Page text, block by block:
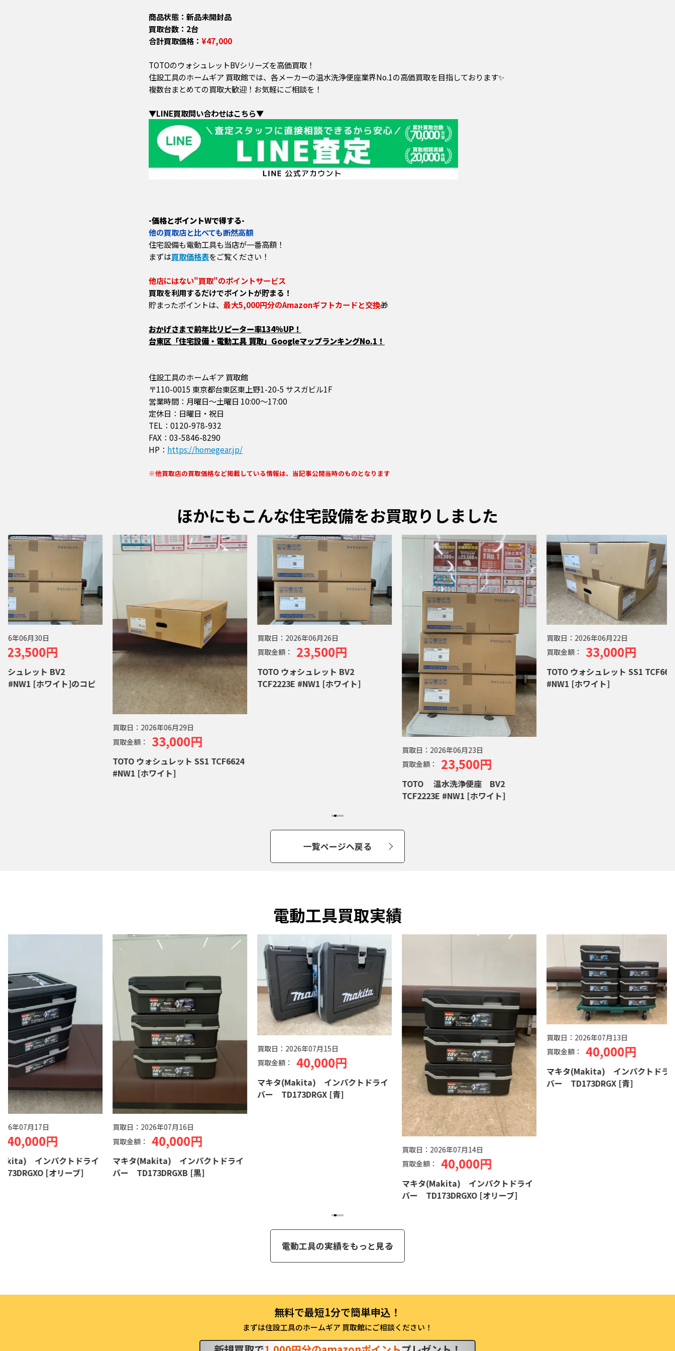
商品状態：新品未開封品
買取台数：2台
合計買取価格： ¥47,000
TOTOのウォシュレットBVシリーズを高価買取！
住設工具のホームギア 買取館では、各メーカーの温水洗浄便座業界No.1の高価買取を目指しております✨
複数台まとめての買取大歓迎！お気軽にご相談を！
▼LINE買取問い合わせはこちら▼
-価格とポイントWで得する-
他の買取店と比べても断然高額
住宅設備も電動工具も当店が一番高額！
まずは買取価格表をご覧ください！
他店にはない"買取"のポイントサービス
買取を利用するだけでポイントが貯まる！
貯まったポイントは、 最大5,000円分のAmazonギフトカードと交換🎁
おかげさまで前年比リピーター率134%UP！
台東区「住宅設備・電動工具 買取」GoogleマップランキングNo.1！
住設工具のホームギア 買取館
〒110-0015 東京都台東区東上野1-20-5 サスガビル1F
営業時間：月曜日～土曜日 10:00～17:00
定休日：日曜日・祝日
TEL：0120-978-932
FAX：03-5846-8290
HP： https://homegear.jp/
※他買取店の買取価格など掲載している情報は、当記事公開当時のものとなります
ほかにもこんな住宅設備をお買取りしました
ト]のコピ
2026年06月29日
33,000円
TOTO ウォシュレット SS1 TCF6624
#NW1 [ホワイト]
買取日：
2026年06月26日
23,500円
TOTO ウォシュレット BV2
TCF2223E #NW1 [ホワイト]
2026年06月23日
23,500円
TOTO 温水洗浄便座 BV2
TCF2223E #NW1 [ホワイト]
買取日：
2026年06月22日
33,000円
TOTO ウォシュレット SS1 TCF6624
#NW1 [ホワイト]
TOTO
一覧ページへ戻る
電動工具買取実績
クトドライ
リーブ]
2026年07月16日
40,000円
マキタ(Makita) インパクトドライ
バー TD173DRGXB [黒]
買取日：
2026年07月15日
買取金額：
40,000円
マキタ(Makita) インパクトドライ
バー TD173DRGX [青]
2026年07月14日
40,000円
マキタ(Makita) インパクトドライ
バー TD173DRGXO [オリーブ]
買取日：2026年07月13日
買取金額： 40,000円
マキタ(Makita) インパクトドライ
バー TD173DRGX [青]
電動工具の実績をもっと見る
まずは住設工具のホームギア 買取館にご相談ください！